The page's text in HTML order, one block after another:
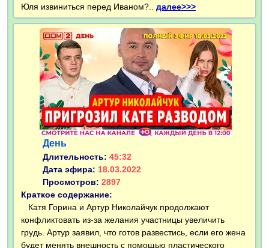
Юля извиниться перед Иваном?.. далее>>>
День
Длительность: 45:32
Дата эфира: 18.03.2022
Просмотров: 2897
Краткое содержание:
Катя Горина и Артур Николайчук продолжают
конфликтовать из-за желания участницы увеличить
грудь. Артур заявил, что готов развестись, если его жена
будет менять внешность с помощью пластического